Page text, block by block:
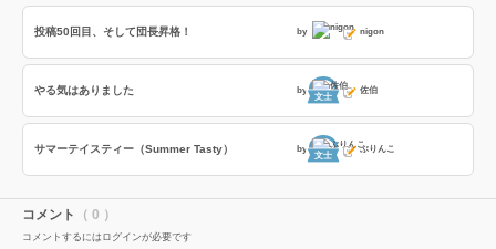
投稿50回目、そして団長昇格！ by nigon
やる気はありました by
文士
佐伯
サマーテイスティー（Summer Tasty） by
文士
ぶりんこ
コメント （ 0 ）
コメントするにはログインが必要です